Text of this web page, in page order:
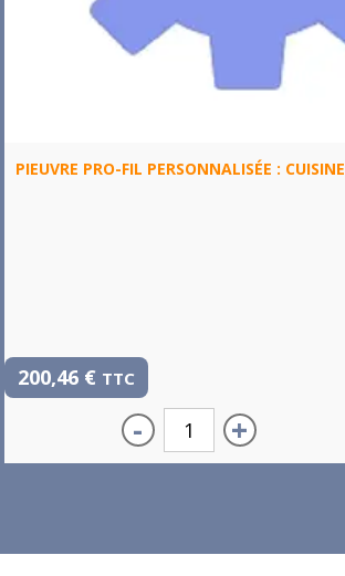
PIEUVRE PRO-FIL PERSONNALISÉE : CUISINE
200,46 € TTC
- +